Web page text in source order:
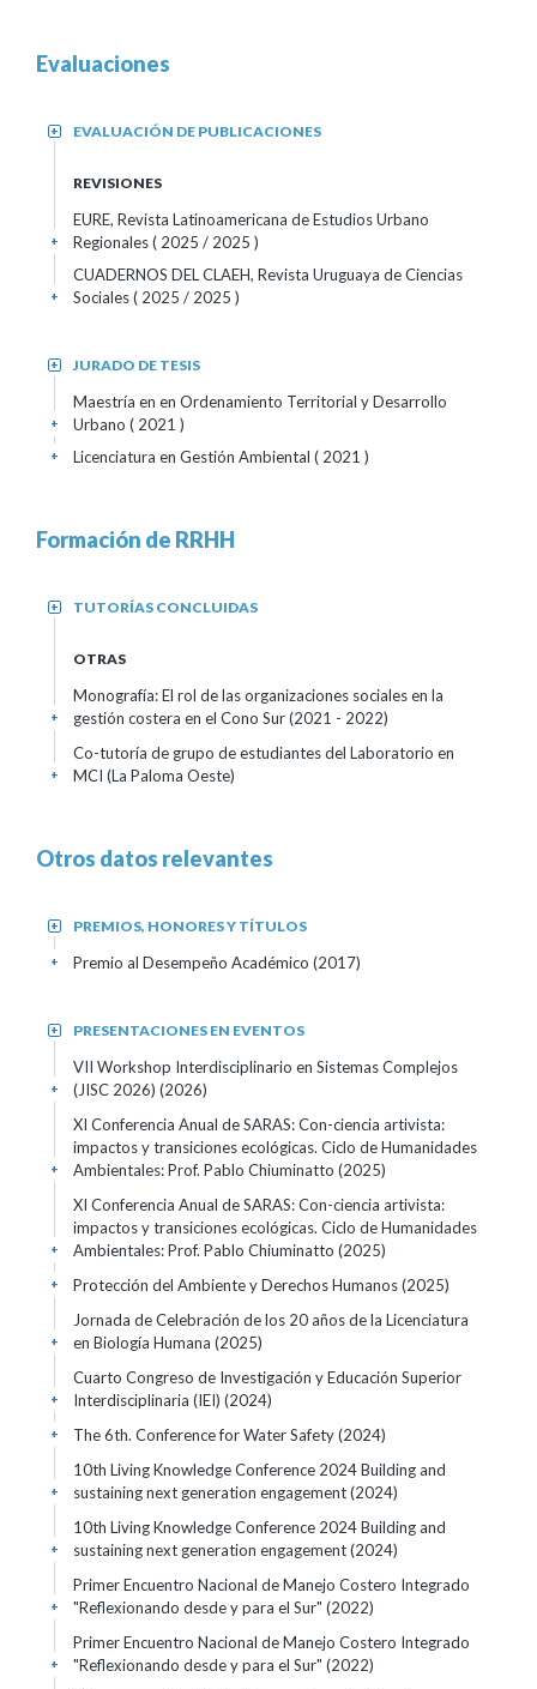
Evaluaciones
EVALUACIÓN DE PUBLICACIONES
+
REVISIONES
EURE, Revista Latinoamericana de Estudios Urbano
Regionales( 2025 / 2025 )
+
CUADERNOS DEL CLAEH, Revista Uruguaya de Ciencias
Sociales( 2025 / 2025 )
+
JURADO DE TESIS
+
Maestría en en Ordenamiento Territorial y Desarrollo
Urbano ( 2021 )
+
Licenciatura en Gestión Ambiental ( 2021 )
+
Formación de RRHH
TUTORÍAS CONCLUIDAS
+
OTRAS
Monografía: El rol de las organizaciones sociales en la
gestión costera en el Cono Sur(2021 - 2022)
+
Co-tutoría de grupo de estudiantes del Laboratorio en
MCI (La Paloma Oeste)
+
Otros datos relevantes
PREMIOS, HONORES Y TÍTULOS
+
Premio al Desempeño Académico (2017)
+
PRESENTACIONES EN EVENTOS
+
VII Workshop Interdisciplinario en Sistemas Complejos
(JISC 2026) (2026)
+
XI Conferencia Anual de SARAS: Con-ciencia artivista:
impactos y transiciones ecológicas. Ciclo de Humanidades
Ambientales: Prof. Pablo Chiuminatto (2025)
+
XI Conferencia Anual de SARAS: Con-ciencia artivista:
impactos y transiciones ecológicas. Ciclo de Humanidades
Ambientales: Prof. Pablo Chiuminatto (2025)
+
Protección del Ambiente y Derechos Humanos(2025)
+
Jornada de Celebración de los 20 años de la Licenciatura
en Biología Humana (2025)
+
Cuarto Congreso de Investigación y Educación Superior
Interdisciplinaria (IEI) (2024)
+
The 6th. Conference for Water Safety(2024)
+
10th Living Knowledge Conference 2024 Building and
sustaining next generation engagement(2024)
+
10th Living Knowledge Conference 2024 Building and
sustaining next generation engagement(2024)
+
Primer Encuentro Nacional de Manejo Costero Integrado
"Reflexionando desde y para el Sur" (2022)
+
Primer Encuentro Nacional de Manejo Costero Integrado
"Reflexionando desde y para el Sur" (2022)
+